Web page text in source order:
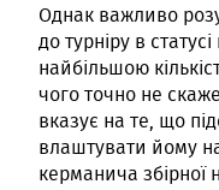
Однак важливо
до турніру в
найбільшою
чого точно не
вказує на те, що
влаштувати йому
керманича збірної